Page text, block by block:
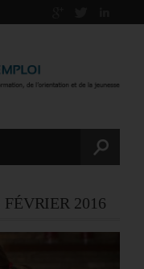
FÉVRIER 2016